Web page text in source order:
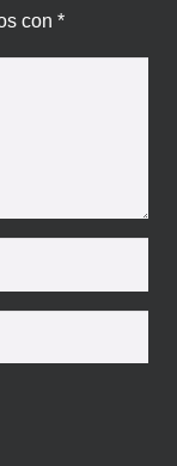
con *